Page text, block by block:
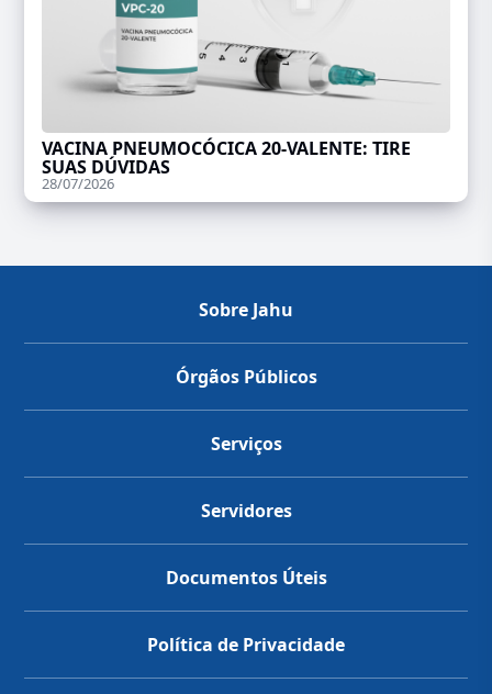
VACINA PNEUMOCÓCICA 20-VALENTE: TIRE
SUAS DÚVIDAS
28/07/2026
Sobre Jahu
Órgãos Públicos
Serviços
Servidores
Documentos Úteis
Política de Privacidade